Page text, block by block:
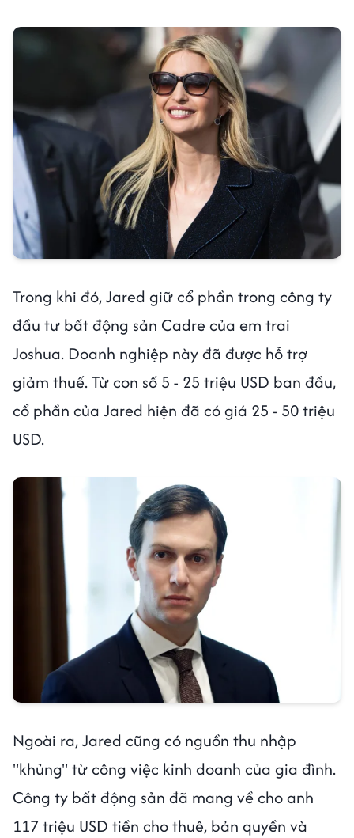
Trong khi đó, Jared giữ cổ phần trong công ty
đầu tư bất động sản Cadre của em trai
Joshua. Doanh nghiệp này đã được hỗ trợ
giảm thuế. Từ con số 5 - 25 triệu USD ban đầu,
cổ phần của Jared hiện đã có giá 25 - 50 triệu
USD.
Ngoài ra, Jared cũng có nguồn thu nhập
"khủng" từ công việc kinh doanh của gia đình.
Công ty bất động sản đã mang về cho anh
117 triệu USD tiền cho thuê, bản quyền và